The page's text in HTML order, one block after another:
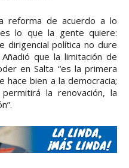
reforma de acuerdo a lo
lo que la gente quiere:
dirigencial política no dure
que la limitación de
en Salta “es la primera
hace bien a la democracia;
la renovación, la